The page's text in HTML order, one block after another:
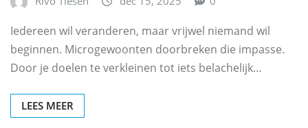
Iedereen wil veranderen, maar vrijwel niemand wil
beginnen. Microgewoonten doorbreken die impasse.
Door je doelen te verkleinen tot iets belachelijk…
LEES MEER